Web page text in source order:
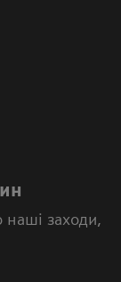
наші заходи,